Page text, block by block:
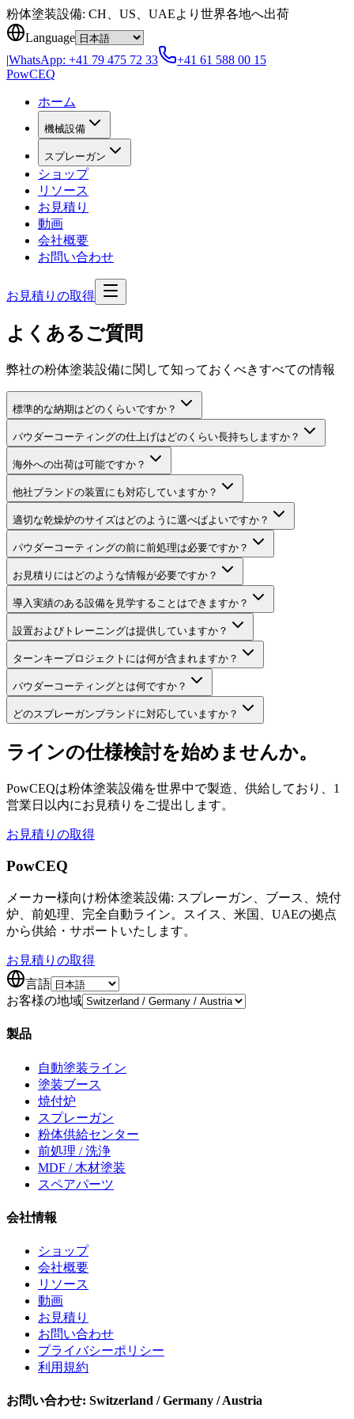
Skip to content
粉体塗装設備: CH、US、UAEより世界各地へ出荷
Language
|WhatsApp: +41 79 475 72 33
+41 61 588 00 15
PowCEQ
ホーム
機械設備
スプレーガン
ショップ
リソース
お見積り
動画
会社概要
お問い合わせ
お見積りの取得
よくあるご質問
弊社の粉体塗装設備に関して知っておくべきすべての情報
標準的な納期はどのくらいですか？
パウダーコーティングの仕上げはどのくらい長持ちしますか？
海外への出荷は可能ですか？
他社ブランドの装置にも対応していますか？
適切な乾燥炉のサイズはどのように選べばよいですか？
パウダーコーティングの前に前処理は必要ですか？
お見積りにはどのような情報が必要ですか？
導入実績のある設備を見学することはできますか？
設置およびトレーニングは提供していますか？
ターンキープロジェクトには何が含まれますか？
パウダーコーティングとは何ですか？
どのスプレーガンブランドに対応していますか？
ラインの仕様検討を始めませんか。
PowCEQは粉体塗装設備を世界中で製造、供給しており、1
営業日以内にお見積りをご提出します。
お見積りの取得
PowCEQ
メーカー様向け粉体塗装設備: スプレーガン、ブース、焼付
炉、前処理、完全自動ライン。スイス、米国、UAEの拠点
から供給・サポートいたします。
お見積りの取得
言語
お客様の地域
製品
自動塗装ライン
塗装ブース
焼付炉
スプレーガン
粉体供給センター
前処理 / 洗浄
MDF / 木材塗装
スペアパーツ
会社情報
ショップ
会社概要
リソース
動画
お見積り
お問い合わせ
プライバシーポリシー
利用規約
お問い合わせ: Switzerland / Germany / Austria